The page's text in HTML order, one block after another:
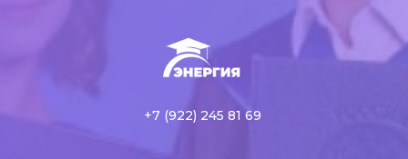
+7 (922) 245 81 69